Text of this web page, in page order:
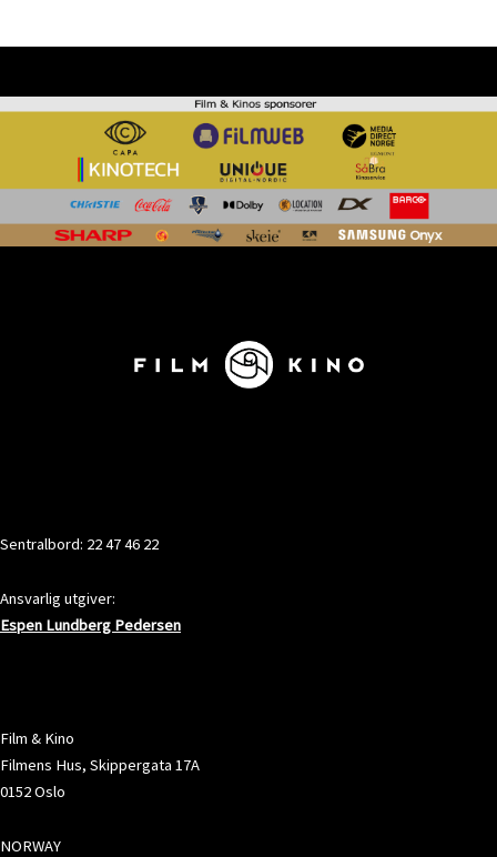
Sentralbord: 22 47 46 22
Ansvarlig utgiver:
Espen Lundberg Pedersen
Film & Kino
Filmens Hus, Skippergata 17A
0152 Oslo
NORWAY